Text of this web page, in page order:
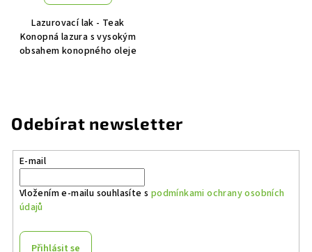
Lazurovací lak - Teak
Konopná lazura s vysokým
obsahem konopného oleje
Odebírat newsletter
E-mail
Vložením e-mailu souhlasíte s podmínkami ochrany osobních
údajů
Přihlásit se